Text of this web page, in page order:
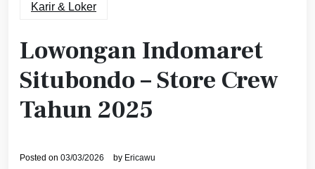
Karir & Loker
Lowongan Indomaret
Situbondo – Store Crew
Tahun 2025
Posted on 03/03/2026 by Ericawu